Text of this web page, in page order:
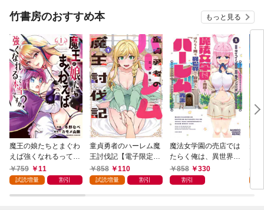
竹書房のおすすめ本 もっと見る
魔王の娘たちとまぐわ
えば強くなれるって本
当ですか？【特典ペー
パー付き】【カラーペ
759 11
試読増量 割引
童貞勇者のハーレム魔
王討伐記【電子限定特
典付き】 (1)
858 110
試読増量 割引
魔法女学園の売店では
たらく俺は、異世界か
ら召喚された『ハーレ
ム先生』です。 (1)
858 330
割引
っ
(1)